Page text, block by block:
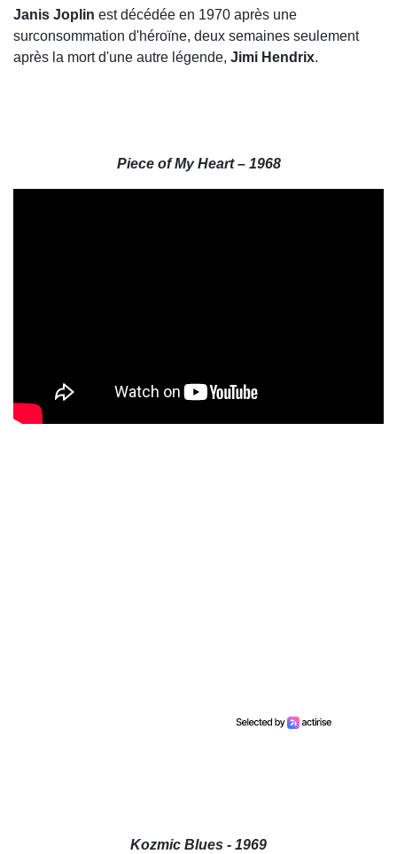
Janis Joplin est décédée en 1970 après une
surconsommation d'héroïne, deux semaines seulement
après la mort d'une autre légende, Jimi Hendrix.
Piece of My Heart – 1968
Kozmic Blues - 1969